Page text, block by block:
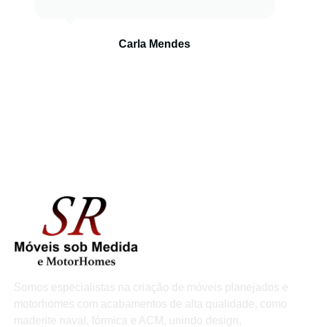
Carla Mendes
Somos especialistas na criação de móveis planejados e
motorhomes com acabamentos de alta qualidade, como
maderite naval, fórmica e ACM, unindo design,